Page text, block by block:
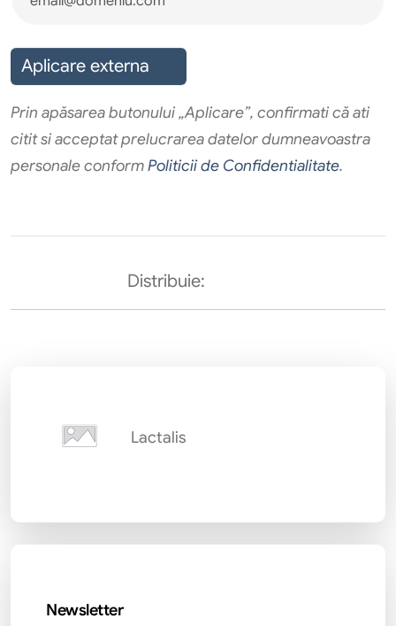
Aplicare externa
Prin apăsarea butonului „Aplicare”, confirmati că ati
citit si acceptat prelucrarea datelor dumneavoastra
personale conformPoliticii de Confidentialitate.
Distribuie:
Lactalis
Newsletter